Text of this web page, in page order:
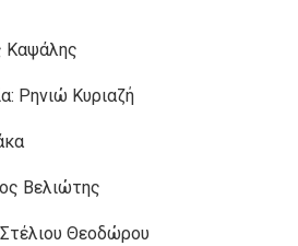
Καψάλης
Ρηνιώ Κυριαζή
Βελιώτης
Θεοδώρου